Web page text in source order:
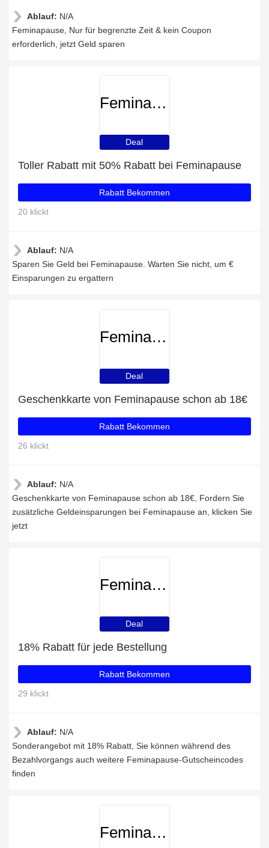
Ablauf: N/A
Feminapause, Nur für begrenzte Zeit & kein Coupon
erforderlich, jetzt Geld sparen
Feminapause
Deal
Toller Rabatt mit 50% Rabatt bei Feminapause
Rabatt Bekommen
20 klickt
Ablauf: N/A
Sparen Sie Geld bei Feminapause. Warten Sie nicht, um €
Einsparungen zu ergattern
Feminapause
Deal
Geschenkkarte von Feminapause schon ab 18€
Rabatt Bekommen
26 klickt
Ablauf: N/A
Geschenkkarte von Feminapause schon ab 18€, Fordern Sie
zusätzliche Geldeinsparungen bei Feminapause an, klicken Sie
jetzt
Feminapause
Deal
18% Rabatt für jede Bestellung
Rabatt Bekommen
29 klickt
Ablauf: N/A
Sonderangebot mit 18% Rabatt, Sie können während des
Bezahlvorgangs auch weitere Feminapause-Gutscheincodes
finden
Feminapause